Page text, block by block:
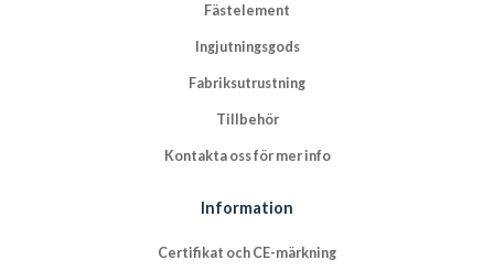
Fästelement
Ingjutningsgods
Fabriksutrustning
Tillbehör
Kontakta oss för mer info
Information
Certifikat och CE-märkning